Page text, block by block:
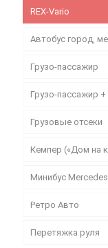
REX-Vario
Автобус город,
Грузо-пассажир
Грузо-пассажир +
Грузовые отсеки
Кемпер («Дом на
Минибус
Ретро Авто
Перетяжка руля